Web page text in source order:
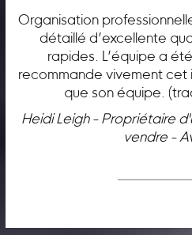
Organisation
détaillé d’excellente
rapides. L’équipe a
recommande vivement cet
que son équipe.
Heidi Leigh - Propriétaire
vendre -